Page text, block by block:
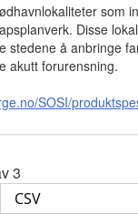
som
Disse
stedene å anbringe
akutt forurensning.
SOSI/
3